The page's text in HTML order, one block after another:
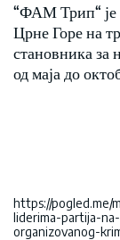
“ФАМ Трип“ је
Црне Горе на
становника за
од маја до
https://pogled.me/
liderima-partija-
organizovanog-